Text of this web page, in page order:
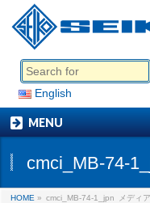
English
MENU
cmci_MB-74-
HOME » cmci_MB-74-1_jpn メディア